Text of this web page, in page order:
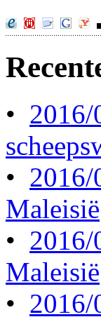
• 2016/
• 2016/
Maleisië
• 2016/
Maleisië
• 2016/